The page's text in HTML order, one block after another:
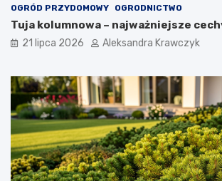
OGRÓD PRZYDOMOWY OGRODNICTWO
Tuja kolumnowa – najważniejsze
21 lipca 2026 Aleksandra Krawczyk